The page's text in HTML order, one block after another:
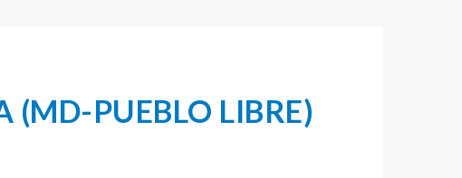
PUEBLO LIBRE)